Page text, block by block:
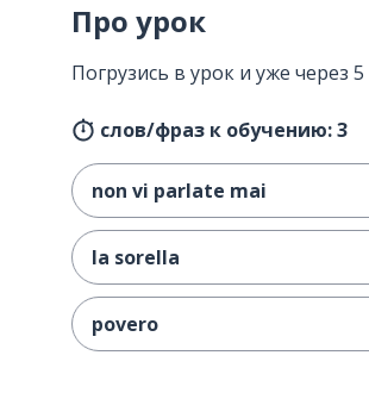
Про урок
Погрузись в урок и уже через
слов/фраз к обучению: 3
non vi parlate mai
la sorella
povero